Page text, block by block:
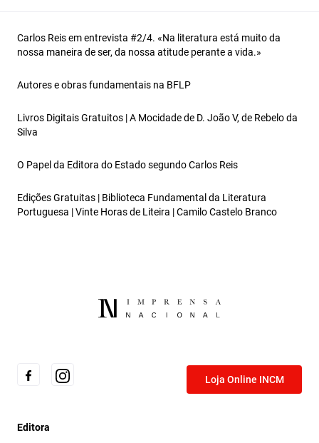
Carlos Reis em entrevista #2/4. «Na literatura está muito da
nossa maneira de ser, da nossa atitude perante a vida.»
Autores e obras fundamentais na BFLP
Livros Digitais Gratuitos | A Mocidade de D. João V, de Rebelo da
Silva
O Papel da Editora do Estado segundo Carlos Reis
Edições Gratuitas | Biblioteca Fundamental da Literatura
Portuguesa | Vinte Horas de Liteira | Camilo Castelo Branco
Loja Online INCM
Editora